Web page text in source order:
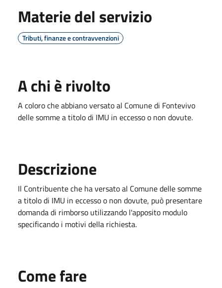
Materie del servizio
Tributi, finanze e contravvenzioni
A chi è rivolto
A coloro che abbiano versato al Comune di Fontevivo
delle somme a titolo di IMU in eccesso o non dovute.
Descrizione
Il Contribuente che ha versato al Comune delle somme
a titolo di IMU in eccesso o non dovute, può presentare
domanda di rimborso utilizzando l'apposito modulo
specificando i motivi della richiesta.
Come fare